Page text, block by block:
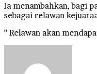
Ia menambahkan, bagi
sebagai relawan
” Relawan akan